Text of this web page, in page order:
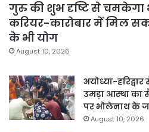
गुरु की शुभ दृष्टि से चमकेगा
करियर-कारोबार में मिल
के भी योग
August 10, 2026
अयोध्या-
उमड़ा आस्था का
पर भोलेनाथ के
August 10, 2026